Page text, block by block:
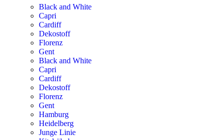
Black and White
Capri
Cardiff
Dekostoff
Florenz
Gent
Black and White
Capri
Cardiff
Dekostoff
Florenz
Gent
Hamburg
Heidelberg
Junge Linie